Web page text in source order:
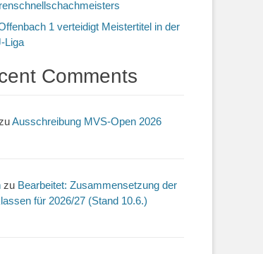
1 verteidigt Meistertitel in der
Liga
Comments
Ausschreibung MVS-Open 2026
zu Bearbeitet: Zusammensetzung der
für 2026/27 (Stand 10.6.)